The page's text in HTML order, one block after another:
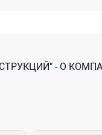
- О